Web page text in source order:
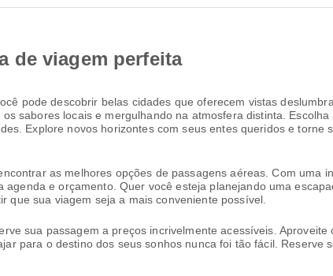
de viagem perfeita
pode descobrir belas cidades que oferecem vistas
sabores locais e mergulhando na atmosfera distinta.
Explore novos horizontes com seus entes queridos e torne
as melhores opções de passagens aéreas. Com uma
e orçamento. Quer você esteja planejando uma
que sua viagem seja a mais conveniente possível.
sua passagem a preços incrivelmente acessíveis. Aproveite
para o destino dos seus sonhos nunca foi tão fácil. Reserve